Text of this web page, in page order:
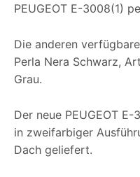
PEUGEOT E-3008(1)
Die anderen
Perla Nera Schwarz,
Grau.
Der neue PEUGEOT
in zweifarbiger
Dach geliefert.